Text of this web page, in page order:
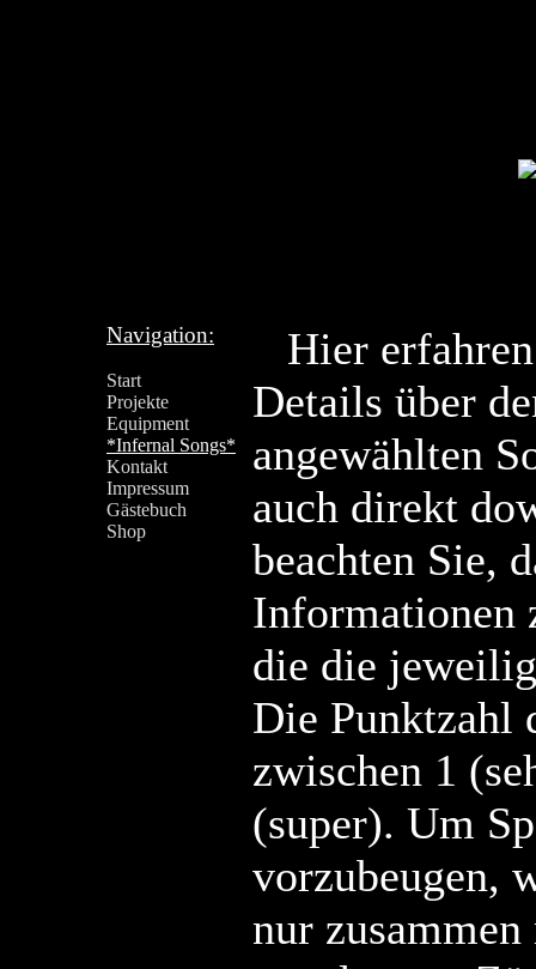
Navigation:
Start
Projekte
Equipment
*Infernal Songs*
Kontakt
Impressum
Gästebuch
Shop
Hier
Details über
angewählten
auch direkt
beachten Sie,
Informationen
die die
Die Punktzahl
zwischen 1
(super). Um
vorzubeugen,
nur